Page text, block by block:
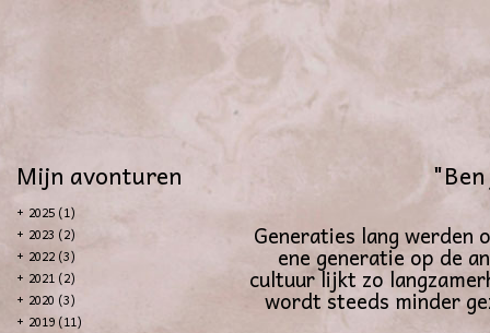
Mijn avonturen
+ 2025 (1)
+ 2023 (2)
+ 2022 (3)
+ 2021 (2)
+ 2020 (3)
+ 2019 (11)
Generaties lang werden
ene generatie op de
cultuur lijkt zo
wordt steeds minder